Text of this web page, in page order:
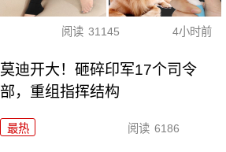
阅读 31145 4小时前
莫迪开大！砸碎印军17个司令
部，重组指挥结构
最热 阅读 6186